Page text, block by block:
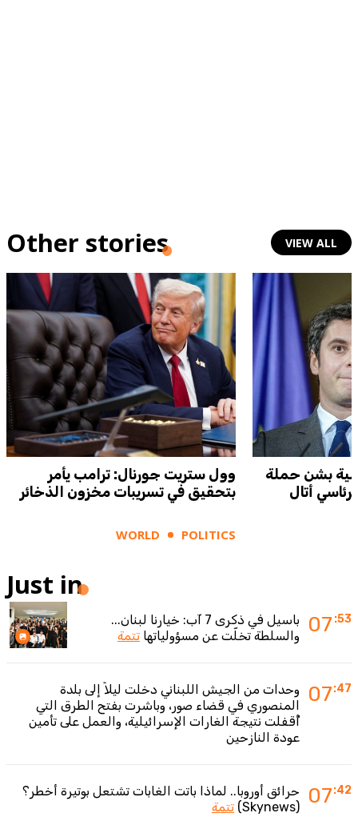
Other stories VIEW ALL
وول ستريت جورنال: ترامب يأمر
بتحقيق في تسريبات مخزون الذخائر
WORLD POLITICS
بشن حملة
أتال
Just in
07 :53
باسيل في ذكرى 7 آب: خيارنا لبنان...
والسلطة تخلّت عن مسؤولياتها تتمة
07:47
وحدات من الجيش اللبناني دخلت ليلاً إلى بلدة
المنصوري في قضاء صور، وباشرت بفتح الطرق التي
أُقفلت نتيجة الغارات الإسرائيلية، والعمل على تأمين
عودة النازحين
07:42
حرائق أوروبا.. لماذا باتت الغابات تشتعل بوتيرة أخطر؟
(Skynews)
تتمة